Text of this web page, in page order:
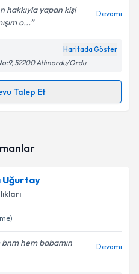
hakkıyla yapan kişi
o...
Devamı
Haritada Göster
52200 Altınordu/Ordu
Talep Et
randevu almanız için bir
ilişkinAydınlatma
Uğurtay
hem babamın
Devamı